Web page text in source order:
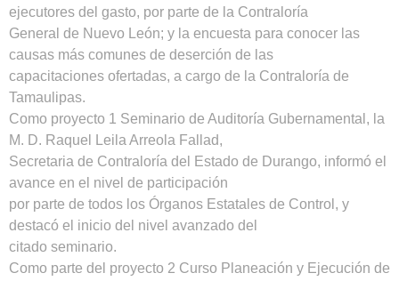
ejecutores del gasto, por parte de la Contraloría
General de Nuevo León; y la encuesta para conocer las
causas más comunes de deserción de las
capacitaciones ofertadas, a cargo de la Contraloría de
Tamaulipas.
Como proyecto 1 Seminario de Auditoría Gubernamental, la
M. D. Raquel Leila Arreola Fallad,
Secretaria de Contraloría del Estado de Durango, informó el
avance en el nivel de participación
por parte de todos los Órganos Estatales de Control, y
destacó el inicio del nivel avanzado del
citado seminario.
Como parte del proyecto 2 Curso Planeación y Ejecución de